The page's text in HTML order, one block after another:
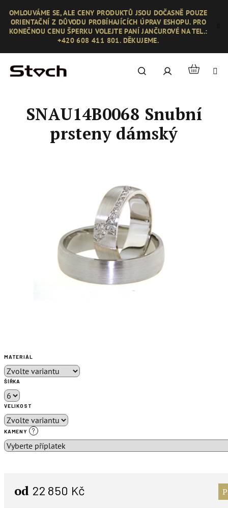
obsah
OMLOUVÁME SE, ALE CENY PRODUKTŮ JSOU DOČASNĚ POUZE
ORIENTAČNÍ Z DŮVODU PROBÍHAJÍCÍCH ÚPRAV ESHOPU. PRO
KONEČNOU CENU ŠPERKU VOLEJTE PANÍ JANČUROVÉ NA TEL.:
+420 608 411 801. DĚKUJEME.
Hledat PřihlášeníNákupní
MATERIÁL
ŠÍŘKA
VELIKOST
KAMENY ?
od 22 850 Kč
SNAU14B0068 Snubní
prsteny dámský